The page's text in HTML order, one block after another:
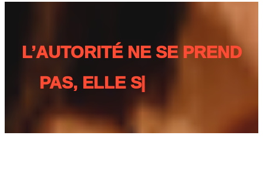
L’AUTORITÉ NE SE PREND
PAS, ELLE S’ C